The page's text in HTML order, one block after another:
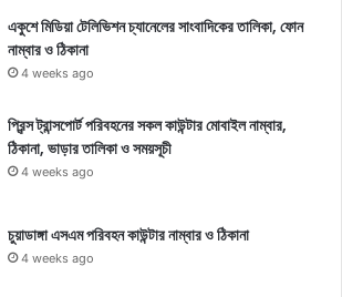
একুশে মিডিয়া টেলিভিশন চ্যানেলের সাংবাদিকের তালিকা, ফোন
নাম্বার ও ঠিকানা
4 weeks ago
প্রিন্স ট্রান্সপোর্ট পরিবহনের সকল কাউন্টার মোবাইল নাম্বার,
ঠিকানা, ভাড়ার তালিকা ও সময়সূচী
4 weeks ago
চুয়াডাঙ্গা এসএম পরিবহন কাউন্টার নাম্বার ও ঠিকানা
4 weeks ago